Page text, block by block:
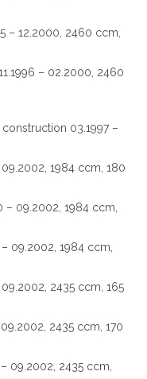
– 12.2000, 2460 ccm,
– 02.2000, 2460
03.1997 –
1984 ccm, 180
09.2002, 1984 ccm,
09.2002, 1984 ccm,
2435 ccm, 165
2435 ccm, 170
09.2002, 2435 ccm,